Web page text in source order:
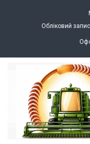
Обліковий запис